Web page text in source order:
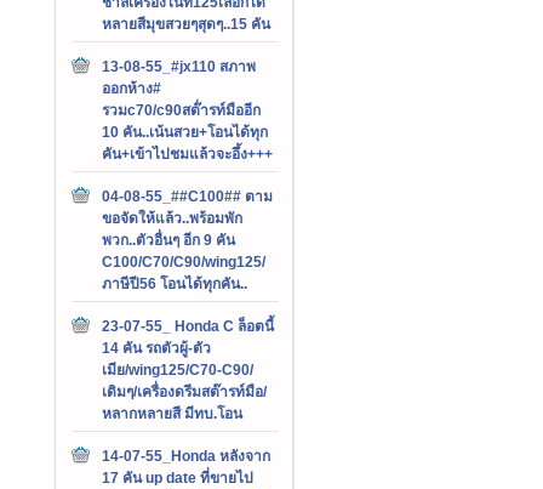
หลายสีมุขสวยๆสุดๆ..15 คัน
13-08-55_#jx110 สภาพ
ออกห้าง#
รวมc70/c90สต๊่ารท์มืออีก
10 คัน..เน้นสวย+โอนได้ทุก
คัน+เข้าไปชมแล้วจะอึ้ง+++
04-08-55_##C100## ตาม
ขอจัดให้แล้ว..พร้อมพัก
พวก..ตัวอื่นๆ อีก 9 คัน
C100/C70/C90/wing125/
ภาษีปี56 โอนได้ทุกคัน..
23-07-55_ Honda C ล็อตนี้
14 คัน รถตัวผู้-ตัว
เมีย/wing125/C70-C90/
เดิมๆ/เครื่องดรีมสต๊ารท์มือ/
หลากหลายสี มีทบ.โอน
14-07-55_Honda หลังจาก
17 คัน up date ที่ขายไป